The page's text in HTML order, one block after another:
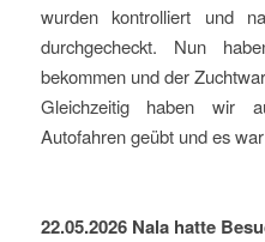
wurden kontrolliert und
durchgecheckt. Nun
bekommen und der
Gleichzeitig haben wir
Autofahren geübt und es
22.05.2026 Nala hatte